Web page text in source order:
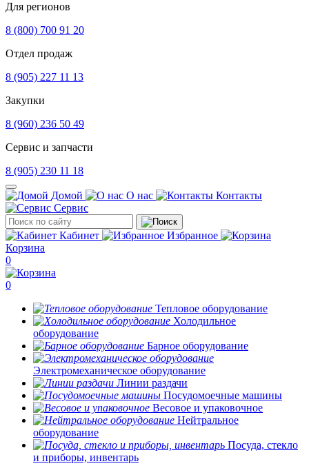
Для регионов
8 (800) 700 91 20
Отдел продаж
8 (905) 227 11 13
Закупки
8 (960) 236 50 49
Сервис и запчасти
8 (905) 230 11 18
Домой О нас
Контакты
Сервис
Кабинет
Избранное
Корзина
0
0
Тепловое оборудование
Холодильное
оборудование
Барное оборудование
Электромеханическое оборудование
Линии раздачи
Посудомоечные машины
Весовое и упаковочное
Нейтральное
оборудование
Посуда, стекло
и приборы, инвентарь